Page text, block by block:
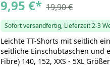
9,95 €* 19,90 €
Sofort versandfertig, Lieferzeit 2-3
Leichte TT-Shorts mit seitlich
seitliche Einschubtaschen und
Fibre) 140, 152, XXS - 5XL